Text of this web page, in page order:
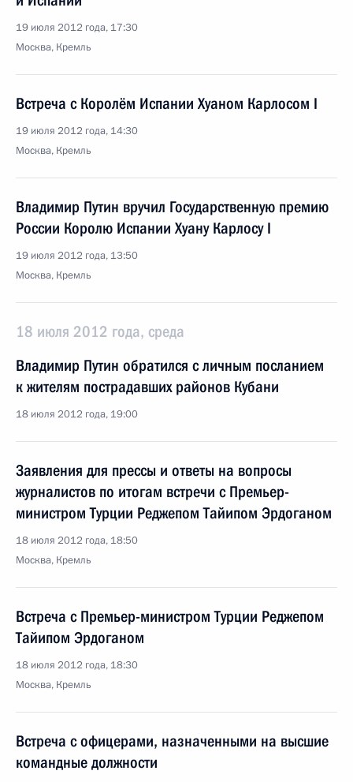
19 июля 2012 года, 17:30
Москва, Кремль
Встреча с Королём Испании Хуаном Карлосом I
19 июля 2012 года, 14:30
Москва, Кремль
Владимир Путин вручил Государственную премию
России Королю Испании Хуану Карлосу I
19 июля 2012 года, 13:50
Москва, Кремль
18 июля 2012 года, среда
Владимир Путин обратился с личным посланием
к жителям пострадавших районов Кубани
18 июля 2012 года, 19:00
Заявления для прессы и ответы на вопросы
журналистов по итогам встречи с Премьер-
министром Турции Реджепом Тайипом Эрдоганом
18 июля 2012 года, 18:50
Москва, Кремль
Встреча с Премьер-министром Турции Реджепом
Тайипом Эрдоганом
18 июля 2012 года, 18:30
Москва, Кремль
Встреча с офицерами, назначенными на высшие
командные должности